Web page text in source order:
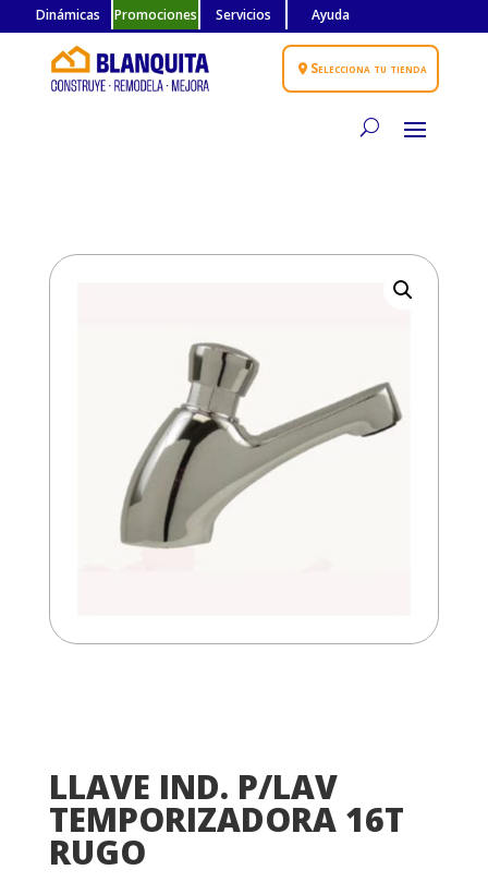
Dinámicas Promociones Servicios Ayuda
Selecciona tu tienda
LLAVE IND. P/LAV
TEMPORIZADORA 16T
RUGO